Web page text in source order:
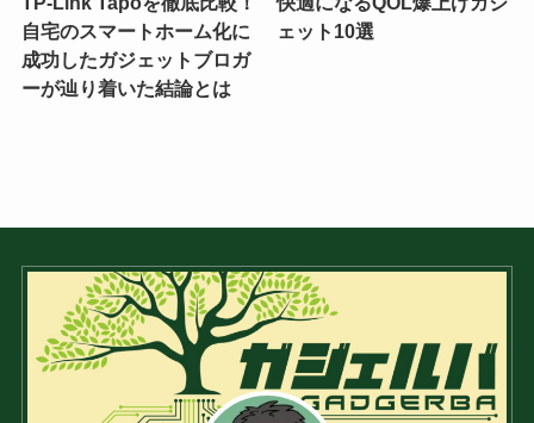
自宅のスマートホーム化に
成功したガジェットブロガ
ーが辿り着いた結論とは
ェット10選